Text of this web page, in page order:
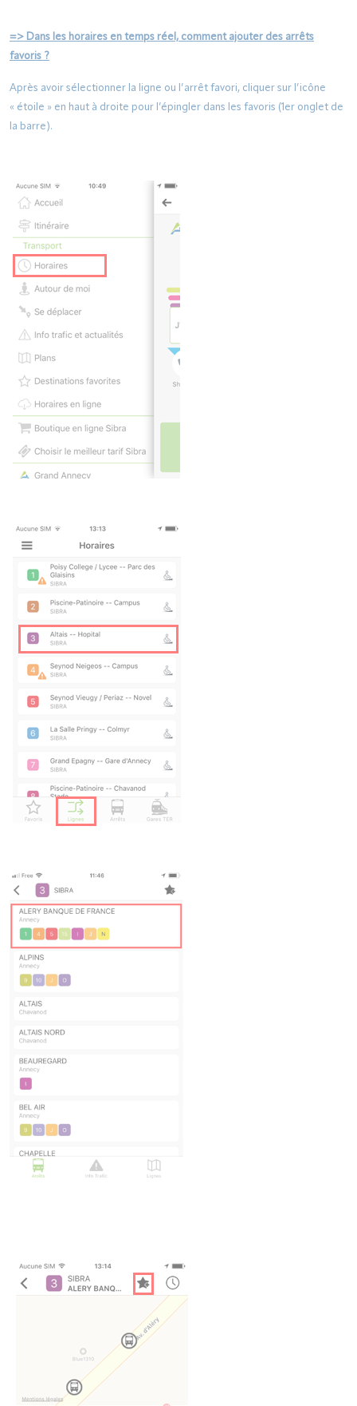
=> Dans les horaires en temps réel, comment ajouter des arrêts
favoris ?
Après avoir sélectionner la ligne ou l’arrêt favori, cliquer sur l’icône
« étoile » en haut à droite pour l’épingler dans les favoris (1er onglet de
la barre).